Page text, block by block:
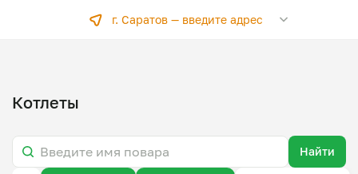
г. Саратов —введите адрес
Котлеты
Найти